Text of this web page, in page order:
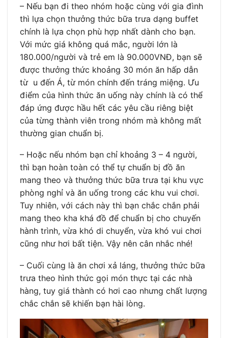
– Nếu bạn đi theo nhóm hoặc cùng với gia đình
thì lựa chọn thưởng thức bữa trưa dạng buffet
chính là lựa chọn phù hợp nhất dành cho bạn.
Với mức giá không quá mắc, người lớn là
180.000/người và trẻ em là 90.000VNĐ, bạn sẽ
được thưởng thức khoảng 30 món ăn hấp dẫn
từ u đến Á, từ món chính đến tráng miệng. Ưu
điểm của hình thức ăn uống này chính là có thể
đáp ứng được hầu hết các yêu cầu riêng biệt
của từng thành viên trong nhóm mà không mất
thường gian chuẩn bị.
– Hoặc nếu nhóm bạn chỉ khoảng 3 – 4 người,
thì bạn hoàn toàn có thể tự chuẩn bị đồ ăn
mang theo và thưởng thức bữa trưa tại khu vực
phòng nghỉ và ăn uống trong các khu vui chơi.
Tuy nhiên, với cách này thì bạn chắc chắn phải
mang theo kha khá đồ để chuẩn bị cho chuyến
hành trình, vừa khó di chuyển, vừa khó vui chơi
cũng như hơi bất tiện. Vậy nên cân nhắc nhé!
– Cuối cùng là ăn chơi xả láng, thưởng thức bữa
trưa theo hình thức gọi món thực tại các nhà
hàng, tuy giá thành có hơi cao nhưng chất lượng
chắc chắn sẽ khiến bạn hài lòng.